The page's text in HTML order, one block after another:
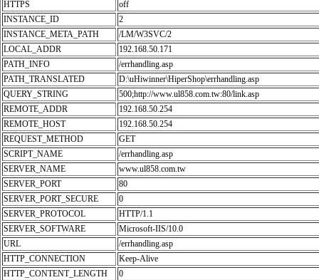
HTTPS
off
INSTANCE_ID
2
INSTANCE_META_PATH
/LM/W3SVC/2
LOCAL_ADDR
192.168.50.171
PATH_INFO
/errhandling.asp
PATH_TRANSLATED
D:\uHiwinner\HiperShop\errhandling.asp
QUERY_STRING
500;http://www.ul858.com.tw:80/link.asp
REMOTE_ADDR
192.168.50.254
REMOTE_HOST
192.168.50.254
REQUEST_METHOD
GET
SCRIPT_NAME
/errhandling.asp
SERVER_NAME
www.ul858.com.tw
SERVER_PORT
80
SERVER_PORT_SECURE
0
SERVER_PROTOCOL
HTTP/1.1
SERVER_SOFTWARE
Microsoft-IIS/10.0
URL
/errhandling.asp
HTTP_CONNECTION
Keep-Alive
HTTP_CONTENT_LENGTH
0